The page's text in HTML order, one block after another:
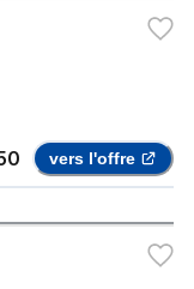
vers l'offre